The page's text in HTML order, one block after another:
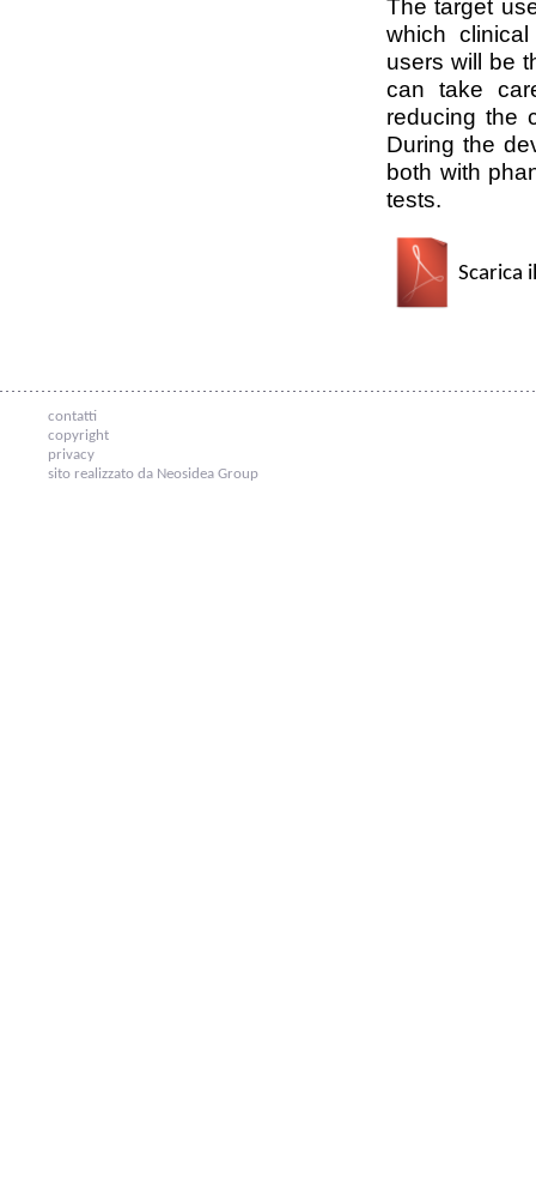
The target
which
users will be
can take
reducing the
During the
both with
tests.
Scarica
contatti
copyright
privacy
sito realizzato da Neosidea Group